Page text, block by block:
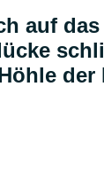
auf